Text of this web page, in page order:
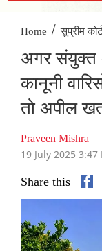
Home / सुप्रीम
अगर संयुक्त
कानूनी
तो अपील
Praveen Mishra
19 July 2025 3:47
Share this